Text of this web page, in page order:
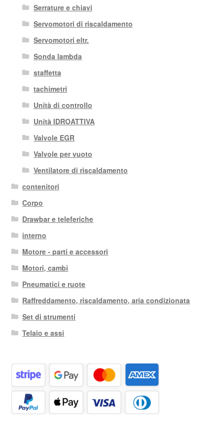
Serrature e chiavi
Servomotori di riscaldamento
Servomotori eltr.
Sonda lambda
staffetta
tachimetri
Unità di controllo
Unità IDROATTIVA
Valvole EGR
Valvole per vuoto
Ventilatore di riscaldamento
contenitori
Corpo
Drawbar e teleferiche
interno
Motore - parti e accessori
Motori, cambi
Pneumatici e ruote
Raffreddamento, riscaldamento, aria condizionata
Set di strumenti
Telaio e assi